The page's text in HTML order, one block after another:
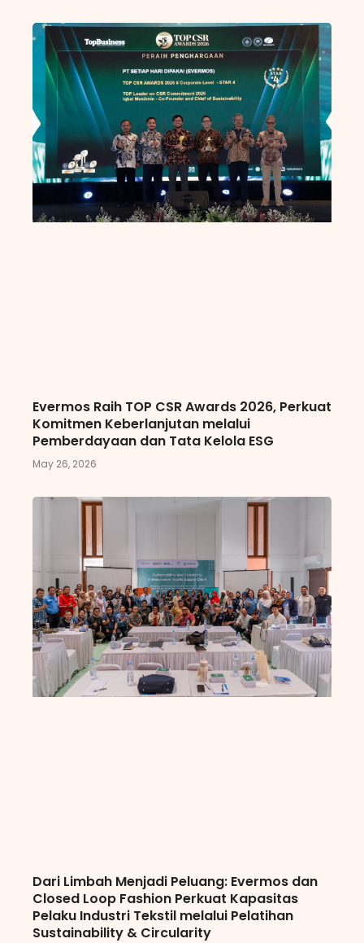
Evermos Raih TOP CSR Awards 2026, Perkuat
Komitmen Keberlanjutan melalui
Pemberdayaan dan Tata Kelola ESG
May 26, 2026
Dari Limbah Menjadi Peluang: Evermos dan
Closed Loop Fashion Perkuat Kapasitas
Pelaku Industri Tekstil melalui Pelatihan
Sustainability & Circularity